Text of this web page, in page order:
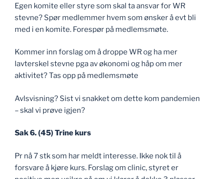
Egen komite eller styre som skal ta ansvar for WR
stevne? Spør medlemmer hvem som ønsker å evt bli
med i en komite. Forespør på medlemsmøte.
Kommer inn forslag om å droppe WR og ha mer
lavterskel stevne pga av økonomi og håp om mer
aktivitet? Tas opp på medlemsmøte
Avlsvisning? Sist vi snakket om dette kom pandemien
– skal vi prøve igjen?
Sak 6. (45) Trine kurs
Pr nå 7 stk som har meldt interesse. Ikke nok til å
forsvare å kjøre kurs. Forslag om clinic, styret er